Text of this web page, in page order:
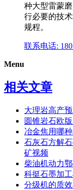
种大型雷蒙
行必要的技
规程。
联系电话: 180
Menu
相关文章
大理岩高产
圆锥岩石欧
冶金焦用哪
石灰石方解
矿视频
柴油机动力
科挺石墨加
分级机的质